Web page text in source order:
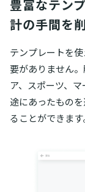
豊富なテン
計の手間を
テンプレートを
要がありません
ア、スポーツ、
途にあったもの
ることができます